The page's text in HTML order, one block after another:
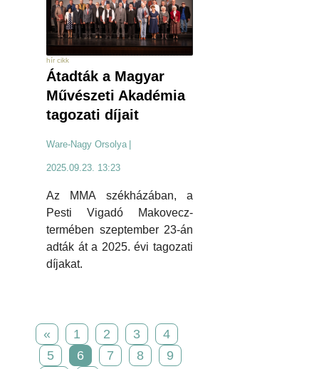
hír cikk
Átadták a Magyar
Művészeti Akadémia
tagozati díjait
Ware-Nagy Orsolya
2025.09.23. 13:23
Az MMA székházában, a
Pesti Vigadó Makovecz-
termében szeptember 23-án
adták át a 2025. évi tagozati
díjakat.
« 1 2 3
4
5
6 7 8
9